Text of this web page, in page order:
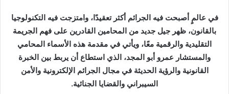
ل
ر
د
ا
في عالمٍ أصبحت فيه الجرائم أكثر تعقيدًا، وامتزجت فيه التكنولوجيا
بالقانون، ظهر جيل جديد من المحامين القادرين على فهم الجريمة
التقليدية والرقمية معًا، ويأتي في مقدمة هذه الأسماء المحامي
والمستشار عمرو أبو المجد، الذي استطاع أن يربط بين الخبرة
القانونية والرؤية الحديثة في مجال الجرائم الإلكترونية والأمن
السيبراني والقضايا الجنائية.